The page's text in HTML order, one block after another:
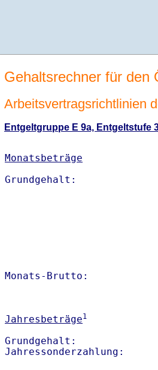
Gehaltsrechner für den
Arbeitsvertragsrichtlinien
Entgeltgruppe E 9a, Entgeltstufe
Monatsbeträge
Monats-
Jahresbeträge1
Grundgehalt: